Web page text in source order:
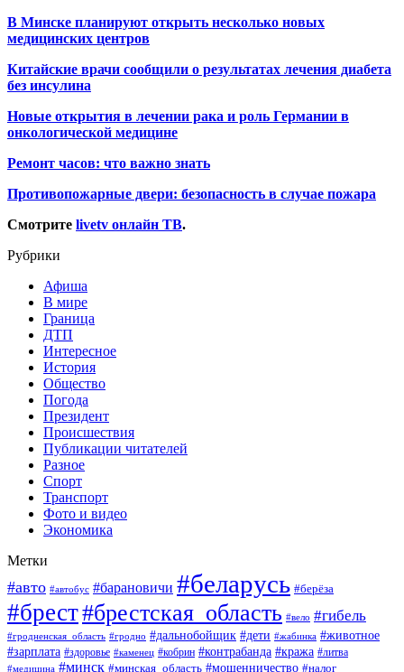
В Минске планируют открыть несколько новых
медицинских центров
Китайские врачи сообщили о результатах лечения диабета
без инсулина
Новые открытия в лечении рака и роль Германии в
онкологической медицине
Ремонт часов: что важно знать
Противопожарные двери: безопасность в случае пожара
Смотрите livetv онлайн ТВ.
Рубрики
Афиша
В мире
Граница
ДТП
Интересное
История
Общество
Погода
Президент
Происшествия
Публикации читателей
Разное
Спорт
Транспорт
Фото и видео
Экономика
Метки
#авто #автобус #барановичи #беларусь #берёза
#брест#брестская_область #вело #гибель
#гродненская_область #гродно #дальнобойщик #дети #жабинка #животное
#зарплата #здоровье #каменец #кобрин #контрабанда #кража #литва
#медицина #минск #минская_область #мошенничество #налог